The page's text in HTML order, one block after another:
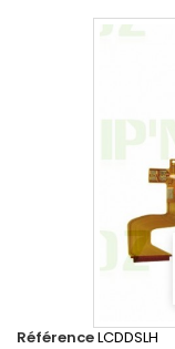
RéférenceLCDDSLH